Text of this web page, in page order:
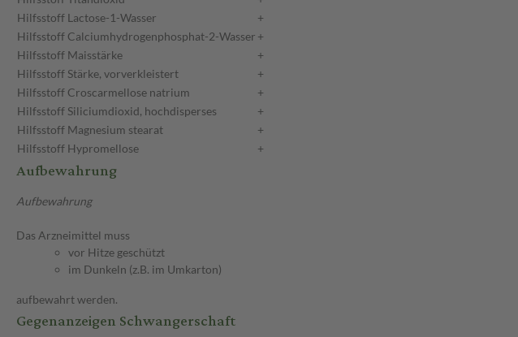
Hilfsstoff Lactose-1-Wasser
+
Hilfsstoff Calciumhydrogenphosphat-2-Wasser +
Hilfsstoff Maisstärke
+
Hilfsstoff Stärke, vorverkleistert
+
Hilfsstoff Croscarmellose natrium
+
Hilfsstoff Siliciumdioxid, hochdisperses
+
Hilfsstoff Magnesium stearat
+
Hilfsstoff Hypromellose +
Aufbewahrung
Aufbewahrung
Das Arzneimittel muss
vor Hitze geschützt
im Dunkeln (z.B. im Umkarton)
aufbewahrt werden.
Gegenanzeigen Schwangerschaft